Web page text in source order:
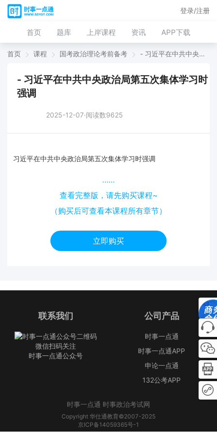
首页 题库 上岸课程 资讯 APP下载
登录/注册
首页 课程 国考政治理论考前备考 - 习近平在中共中央政治局第五次集体学习时强调
- 习近平在中共中央政治局第五次集体学习时
强调
2025-12-07·阅读数9625
习近平在中共中央政治局第五次集体学习时强调
……
查看完整版，请先购买课程~
（购买后可查看本课程所有章节）
立即购买
联系我们
微信扫码关注
时事一点通公众号
公司产品
时事一点通
时事一点通APP
申论一点通
132公考APP
时事一点通 时事政治考试网
Copyright 华仕通教育©2007-2025
京ICP备14059365号-1